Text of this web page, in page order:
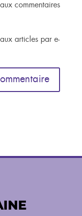
commentaires
articles par e-